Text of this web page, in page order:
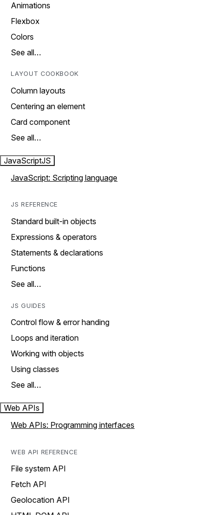
Animations
Flexbox
Colors
See all…
LAYOUT COOKBOOK
Column layouts
Centering an element
Card component
See all…
JavaScriptJS
JavaScript: Scripting language
JS REFERENCE
Standard built-in objects
Expressions & operators
Statements & declarations
Functions
See all…
JS GUIDES
Control flow & error handing
Loops and iteration
Working with objects
Using classes
See all…
Web APIs
Web APIs: Programming interfaces
WEB API REFERENCE
File system API
Fetch API
Geolocation API